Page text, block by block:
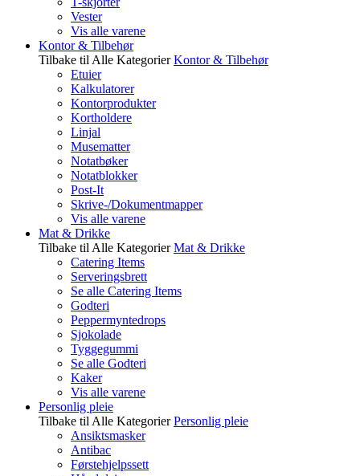
Vester
Vis alle varene
Kontor & Tilbehør
Tilbake til Alle Kategorier Kontor & Tilbehør
Etuier
Kalkulatorer
Kontorprodukter
Kortholdere
Linjal
Musematter
Notatbøker
Notatblokker
Post-It
Skrive-/Dokumentmapper
Vis alle varene
Mat & Drikke
Tilbake til Alle Kategorier Mat & Drikke
Catering Items
Serveringsbrett
Se alle Catering Items
Godteri
Peppermyntedrops
Sjokolade
Tyggegummi
Se alle Godteri
Kaker
Vis alle varene
Personlig pleie
Tilbake til Alle Kategorier Personlig pleie
Ansiktsmasker
Antibac
Førstehjelpssett